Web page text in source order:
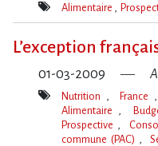
Mot(s)-
Alimentaire
L’exception
01-03-2009
Nutrition France
Alimentaire
Prospective
commune (PAC)